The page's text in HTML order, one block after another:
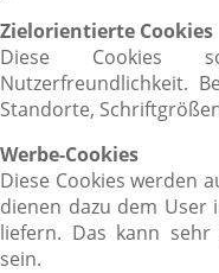
Zielorientierte Cookies
Diese Cookies
Nutzerfreundlichkeit.
Standorte,
Werbe-Cookies
Diese Cookies werden
dienen dazu dem User
liefern. Das kann
sein.